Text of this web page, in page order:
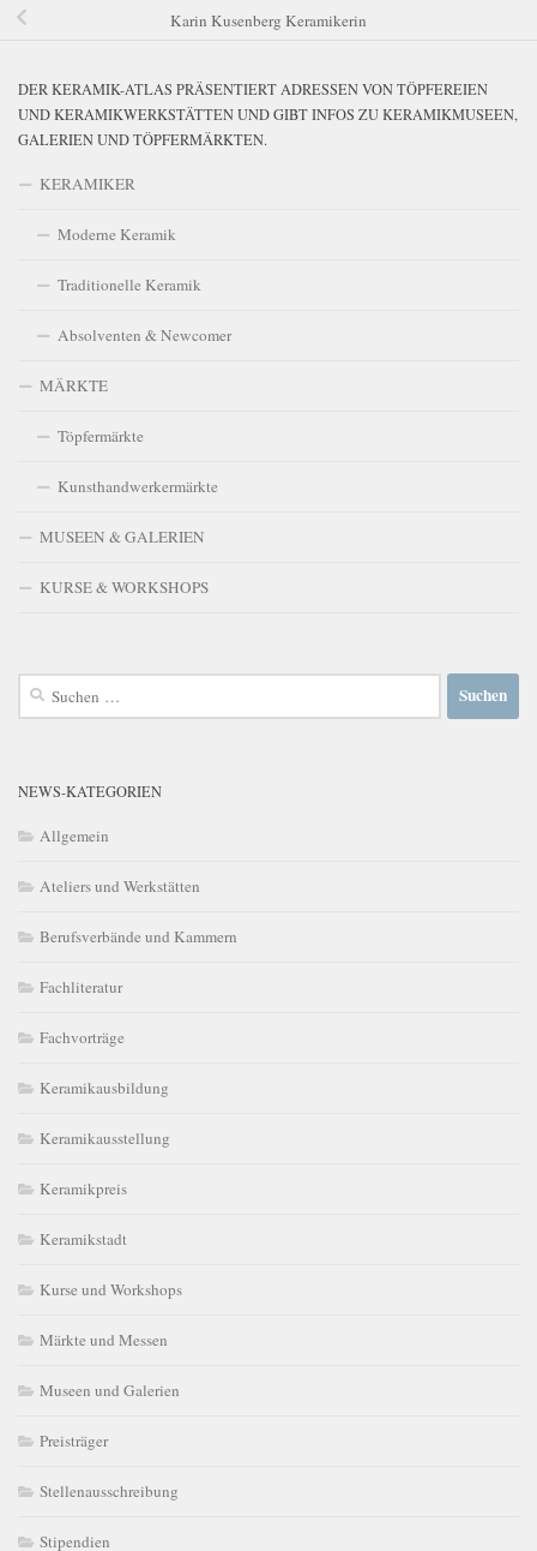
Karin Kusenberg Keramikerin
DER KERAMIK-ATLAS PRÄSENTIERT ADRESSEN VON TÖPFEREIEN
UND KERAMIKWERKSTÄTTEN UND GIBT INFOS ZU KERAMIKMUSEEN,
GALERIEN UND TÖPFERMÄRKTEN.
KERAMIKER
Moderne Keramik
Traditionelle Keramik
Absolventen & Newcomer
MÄRKTE
Töpfermärkte
Kunsthandwerkermärkte
MUSEEN & GALERIEN
KURSE & WORKSHOPS
Suchen
NEWS-KATEGORIEN
Allgemein
Ateliers und Werkstätten
Berufsverbände und Kammern
Fachliteratur
Fachvorträge
Keramikausbildung
Keramikausstellung
Keramikpreis
Keramikstadt
Kurse und Workshops
Märkte und Messen
Museen und Galerien
Preisträger
Stellenausschreibung
Stipendien